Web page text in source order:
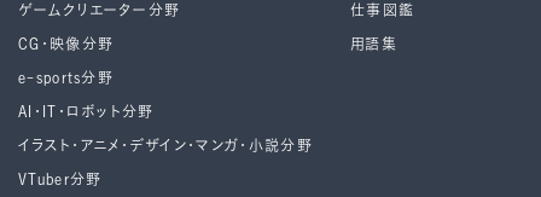
ゲームクリエーター分野
CG・映像分野
e-sports分野
AI・IT・ロボット分野
イラスト・アニメ・デザイン・マンガ・小説分野
VTuber分野
仕事図鑑
用語集